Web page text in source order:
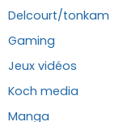
Delcourt/tonkam
Gaming
Jeux vidéos
Koch media
Manga